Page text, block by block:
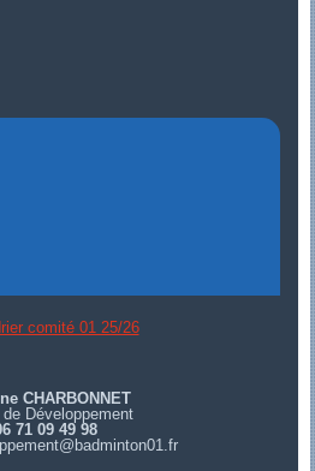
comité 01 25/26
CHARBONNET
Développement
71 09 49 98